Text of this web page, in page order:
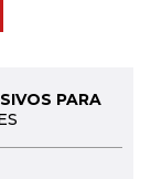
PARA